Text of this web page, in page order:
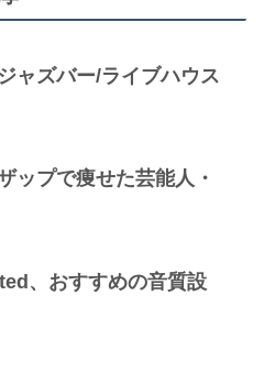
ャズバー/ライブハウス
ップで痩せた芸能人・
、おすすめの音質設